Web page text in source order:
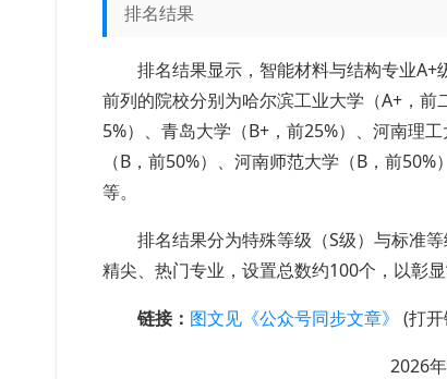
排名结果
排名结果显示，智能材料与结构专业
前列的院校分别为哈尔滨工业大学（A+，
5%）、青岛大学（B+，前25%）、河南理
（B，前50%）、河南师范大学（B，前
等。
排名结果分为特殊等级（S级）与标准
精尖、热门专业，设置总数约100个，以彰显
链接： 图文见《公众号同步文章》 (打
2026